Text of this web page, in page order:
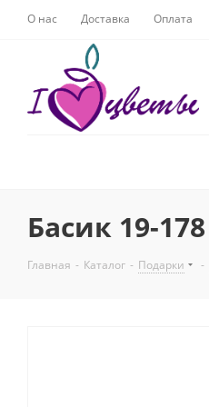
О нас Доставка Оплата
Басик 19-178
Главная - Каталог - Подарки -